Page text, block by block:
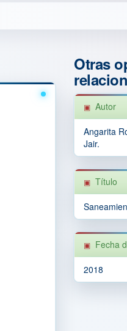
Otras
Autor
Angarita
Jair.
Título
Fecha
2018